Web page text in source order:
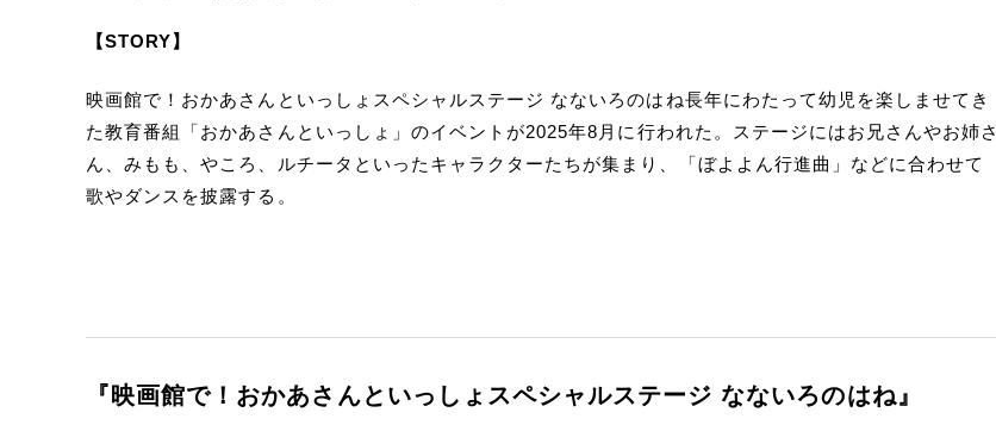
【STORY】
映画館で！おかあさんといっしょスペシャルステージ なないろのはね長年にわたって幼児を楽しませてき
た教育番組「おかあさんといっしょ」のイベントが2025年8月に行われた。ステージにはお兄さんやお姉さ
ん、みもも、やころ、ルチータといったキャラクターたちが集まり、「ぼよよん行進曲」などに合わせて
歌やダンスを披露する。
『映画館で！おかあさんといっしょスペシャルステージ なないろのはね』